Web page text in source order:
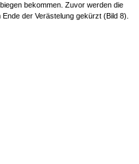
bekommen. Zuvor werden die
der Verästelung gekürzt (Bild 8).